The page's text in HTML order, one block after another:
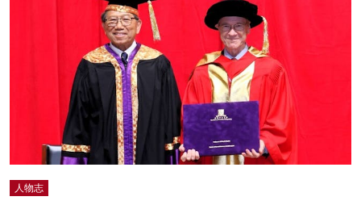
人物志